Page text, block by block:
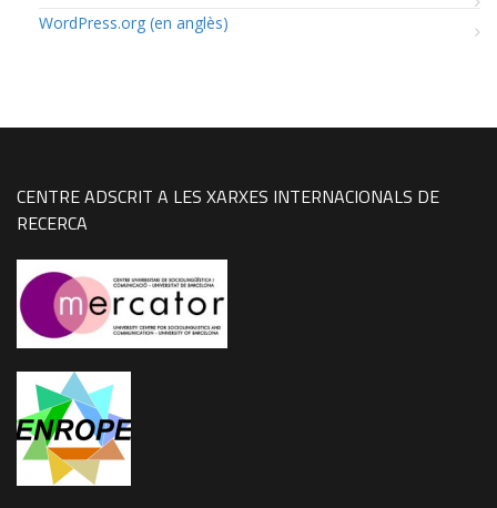
WordPress.org (en anglès)
CENTRE ADSCRIT A LES XARXES INTERNACIONALS DE
RECERCA